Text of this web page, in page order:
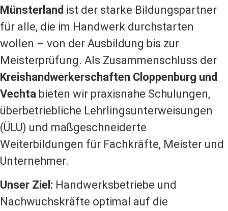
Münsterland ist der starke Bildungspartner
für alle, die im Handwerk durchstarten
wollen – von der Ausbildung bis zur
Meisterprüfung. Als Zusammenschluss der
Kreishandwerkerschaften Cloppenburg und
Vechta bieten wir praxisnahe Schulungen,
überbetriebliche Lehrlingsunterweisungen
(ÜLU) und maßgeschneiderte
Weiterbildungen für Fachkräfte, Meister und
Unternehmer.
Unser Ziel: Handwerksbetriebe und
Nachwuchskräfte optimal auf die